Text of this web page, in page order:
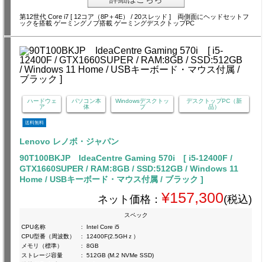
第12世代 Core i7 [ 12コア（8P＋4E） / 20スレッド ] 両側面にヘッドセットフ
ックを搭載 ゲーミングノブ搭載 ゲーミングデスクトップPC
ハードウェ
ア
パソコン本
体
Windowsデスクトッ
プ
デスクトップPC（新
品）
送料無料
Lenovo レノボ・ジャパン
90T100BKJP IdeaCentre Gaming 570i [ i5-12400F /
GTX1660SUPER / RAM:8GB / SSD:512GB / Windows 11
Home / USBキーボード・マウス付属 / ブラック ]
ネット価格： ¥157,300(税込)
スペック
CPU名称
:
Intel Core i5
CPU型番（周波数）
:
12400F(2.5GHｚ）
メモリ（標準）
:
8GB
ストレージ容量
:
512GB (M.2 NVMe SSD)